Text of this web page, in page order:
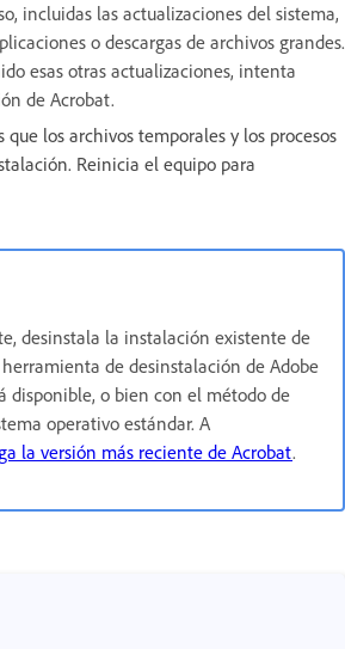
incluidas las actualizaciones del sistema,
o descargas de archivos grandes.
esas otras actualizaciones, intenta
de Acrobat.
que los archivos temporales y los procesos
Reinicia el equipo para
desinstala la instalación existente de
de desinstalación de Adobe
disponible, o bien con el método de
operativo estándar. A
la versión más reciente de Acrobat.